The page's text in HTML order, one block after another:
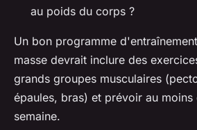
au poids du corps ?
Un bon programme
masse devrait inclure des
grands groupes musculaires
épaules, bras) et prévoir au moins
semaine.